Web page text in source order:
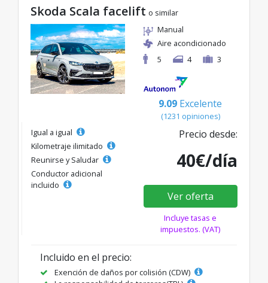
Skoda Scala facelift o similar
Manual
Aire acondicionado
5
4 3
9.09 Excelente
(1231 opiniones)
Igual a igual
Kilometraje ilimitado
Reunirse y Saludar
Conductor adicional
incluido
Precio desde:
40€/día
Ver oferta
Incluye tasas e
impuestos. (VAT)
Incluido en el precio:
Exención de daños por colisión (CDW)